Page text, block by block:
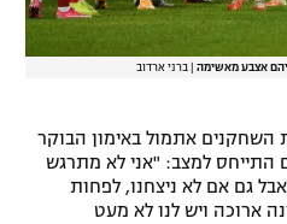
אצבע מאשימה ברני ארדוב
השחקנים אתמול באימון הבוקר
התייחס למצב: "אני לא מתרגש
גם אם לא ניצחנו, לפחות
ארוכה ויש לנו לא מעט